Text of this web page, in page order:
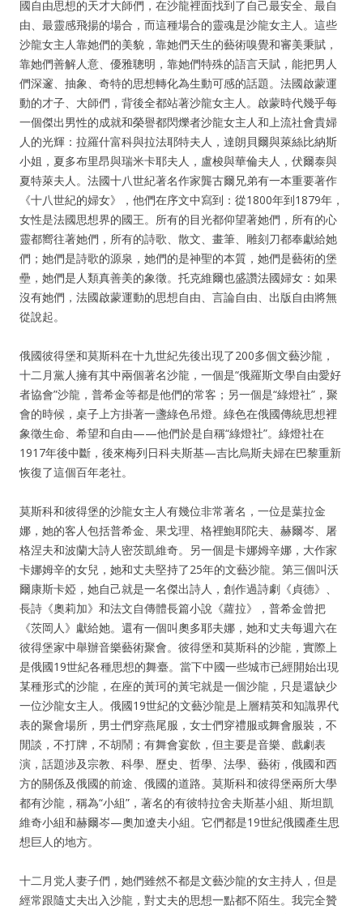
國自由思想的天才大師們，在沙龍裡面找到了自己最安全、最自
由、最靈感飛揚的場合，而這種場合的靈魂是沙龍女主人。這些
沙龍女主人靠她們的美貌，靠她們天生的藝術嗅覺和審美秉賦，
靠她們善解人意、優雅聰明，靠她們特殊的語言天賦，能把男人
們深邃、抽象、奇特的思想轉化為生動可感的話題。法國啟蒙運
動的才子、大師們，背後全都站著沙龍女主人。啟蒙時代幾乎每
一個傑出男性的成就和榮譽都閃爍者沙龍女主人和上流社會貴婦
人的光輝：拉羅什富科與拉法耶特夫人，達朗貝爾與萊絲比納斯
小姐，夏多布里昂與瑞米卡耶夫人，盧梭與華倫夫人，伏爾泰與
夏特萊夫人。法國十八世紀著名作家龔古爾兄弟有一本重要著作
《十八世紀的婦女》，他們在序文中寫到：從1800年到1879年，
女性是法國思想界的國王。所有的目光都仰望著她們，所有的心
靈都嚮往著她們，所有的詩歌、散文、畫筆、雕刻刀都奉獻給她
們；她們是詩歌的源泉，她們的是神聖的本質，她們是藝術的堡
壘，她們是人類真善美的象徵。托克維爾也盛讚法國婦女：如果
沒有她們，法國啟蒙運動的思想自由、言論自由、出版自由將無
從說起。
俄國彼得堡和莫斯科在十九世紀先後出現了200多個文藝沙龍，
十二月黨人擁有其中兩個著名沙龍，一個是“俄羅斯文學自由愛好
者協會”沙龍，普希金等都是他們的常客；另一個是“綠燈社”，聚
會的時候，桌子上方掛著一盞綠色吊燈。綠色在俄國傳統思想裡
象徵生命、希望和自由——他們於是自稱“綠燈社”。綠燈社在
1917年後中斷，後來梅列日科夫斯基—吉比烏斯夫婦在巴黎重新
恢復了這個百年老社。
莫斯科和彼得堡的沙龍女主人有幾位非常著名，一位是葉拉金
娜，她的客人包括普希金、果戈理、格裡鮑耶陀夫、赫爾岑、屠
格涅夫和波蘭大詩人密茨凱維奇。另一個是卡娜姆辛娜，大作家
卡娜姆辛的女兒，她和丈夫堅持了25年的文藝沙龍。第三個叫沃
爾康斯卡婭，她自己就是一名傑出詩人，創作過詩劇《貞德》、
長詩《奧莉加》和法文自傳體長篇小說《蘿拉》，普希金曾把
《茨岡人》獻給她。還有一個叫奧多耶夫娜，她和丈夫每週六在
彼得堡家中舉辦音樂藝術聚會。彼得堡和莫斯科的沙龍，實際上
是俄國19世紀各種思想的舞臺。當下中國一些城市已經開始出現
某種形式的沙龍，在座的黃珂的黃宅就是一個沙龍，只是還缺少
一位沙龍女主人。俄國19世紀的文藝沙龍是上層精英和知識界代
表的聚會場所，男士們穿燕尾服，女士們穿禮服或舞會服裝，不
閒談，不打牌，不胡鬧；有舞會宴飲，但主要是音樂、戲劇表
演，話題涉及宗教、科學、歷史、哲學、法學、藝術，俄國和西
方的關係及俄國的前途、俄國的道路。莫斯科和彼得堡兩所大學
都有沙龍，稱為“小組”，著名的有彼特拉舍夫斯基小組、斯坦凱
維奇小組和赫爾岑—奧加遼夫小組。它們都是19世紀俄國產生思
想巨人的地方。
十二月党人妻子們，她們雖然不都是文藝沙龍的女主持人，但是
經常跟隨丈夫出入沙龍，對丈夫的思想一點都不陌生。我完全贊